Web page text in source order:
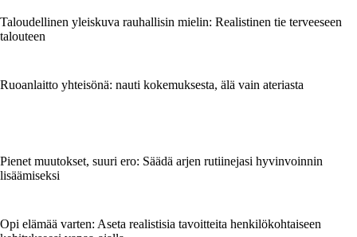
Taloudellinen yleiskuva rauhallisin mielin: Realistinen tie terveeseen
talouteen
Ruoanlaitto yhteisönä: nauti kokemuksesta, älä vain ateriasta
Pienet muutokset, suuri ero: Säädä arjen rutiinejasi hyvinvoinnin
lisäämiseksi
Opi elämää varten: Aseta realistisia tavoitteita henkilökohtaiseen